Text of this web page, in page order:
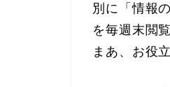
別に「情報
を毎週末閲
まあ、お役